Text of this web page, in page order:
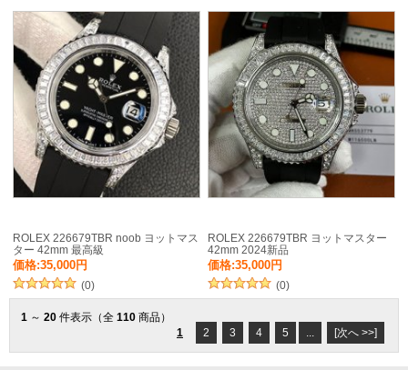
ROLEX 226679TBR noob ヨットマス
ター 42mm 最高級
価格:35,000円
(0)
ROLEX 226679TBR ヨットマスター
42mm 2024新品
価格:35,000円
(0)
1 ～ 20 件表示（全 110 商品）
1
2 3 4 5 ... [次へ >>]